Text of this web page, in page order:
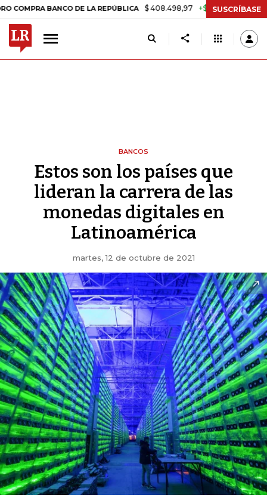
BANCO DE LA REPÚBLICA $ 408.498,97 +$ 8.753,81 +2,19%
SUSCRÍBASE
BANCOS
Estos son los países que
lideran la carrera de las
monedas digitales en
Latinoamérica
martes, 12 de octubre de 2021